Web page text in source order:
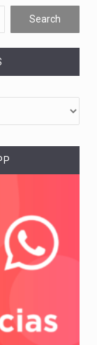
O programa, cuja implementação está prevista entre abril de 2026…
A nova legislação estabelece um prazo de 180 dias para…